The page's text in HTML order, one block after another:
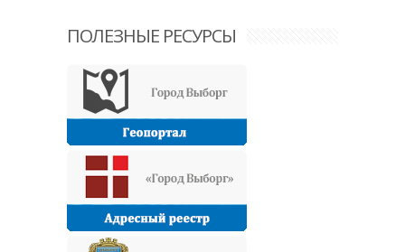
ПОЛЕЗНЫЕ РЕСУРСЫ